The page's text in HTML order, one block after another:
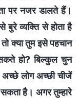
पर नजर डालते हैं।
बुरे व्यक्ति से होता है
क्या तुम इसे पहचान
हो? बिल्कुल चुन
लोग अच्छी चीजें
है। अगर तुम्हारे